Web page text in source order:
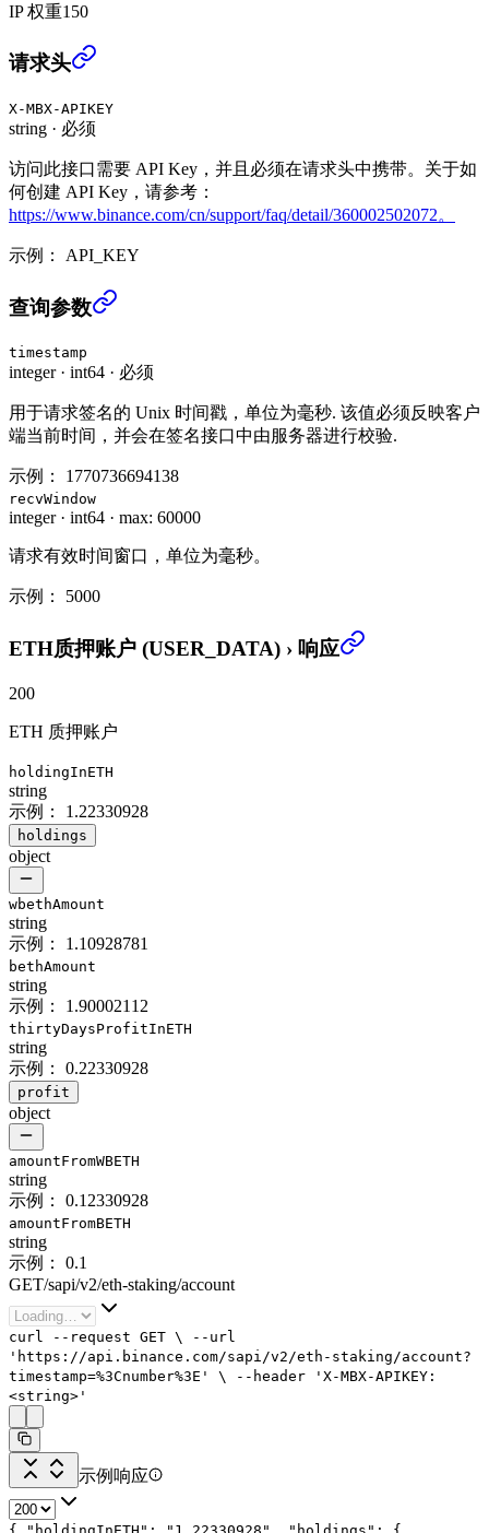
IP 权重150
ETH质押账户 (USER_DATA)
请求头
X-MBX-APIKEY
string · 必须
访问此接口需要 API Key，并且必须在请求头中携带。关于如
何创建 API Key，请参考：
https://www.binance.com/cn/support/faq/detail/360002502072。
示例： API_KEY
ETH质押账户 (USER_DATA)
查询参数
timestamp
integer· int64 · 必须
用于请求签名的 Unix 时间戳，单位为毫秒. 该值必须反映客户
端当前时间，并会在签名接口中由服务器进行校验.
示例： 1770736694138
recvWindow
integer· int64 · max: 60000
请求有效时间窗口，单位为毫秒。
示例： 5000
ETH质押账户 (USER_DATA) › 响应
200
ETH 质押账户
holdingInETH
string
示例：
1.22330928
holdings
object
wbethAmount
string
示例：
1.10928781
bethAmount
string
示例：
1.90002112
thirtyDaysProfitInETH
string
示例：
0.22330928
profit
object
amountFromWBETH
string
示例：
0.12330928
amountFromBETH
string
示例：
0.1
GET/sapi/v2/eth-staking/account
curl --request GET \
--url
'https://api.binance.com/sapi/v2/eth-staking/account?
timestamp=%3Cnumber%3E'
\ --header 'X-MBX-APIKEY:
<string>'
示例响应